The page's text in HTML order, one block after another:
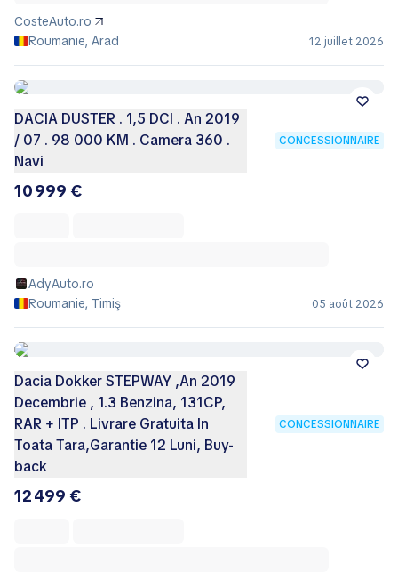
CosteAuto.ro
Roumanie, Arad
12 juillet 2026
DACIA DUSTER . 1,5 DCI . An 2019
/ 07 . 98 000 KM . Camera 360 .
Navi
CONCESSIONNAIRE
10 999 €
AdyAuto.ro
Roumanie, Timiş
05 août 2026
Dacia Dokker STEPWAY ,An 2019
Decembrie , 1.3 Benzina, 131CP,
RAR + ITP . Livrare Gratuita In
Toata Tara,Garantie 12 Luni, Buy-
back
CONCESSIONNAIRE
12 499 €